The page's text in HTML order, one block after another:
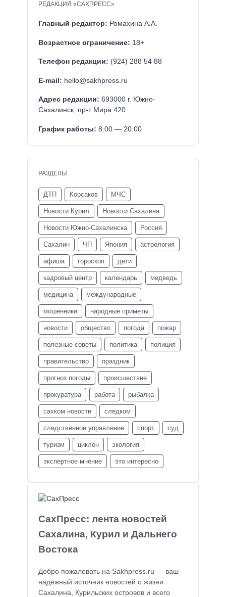
СахПресс: лента новостей
Сахалина, Курил и Дальнего
Востока
Добро пожаловать на Sakhpress.ru — ваш
надёжный источник новостей о жизни
Сахалина, Курильских островов и всего
РЕДАКЦИЯ «САХПРЕСС»
Главный редактор: Ромахина А.А.
Возрастное ограничение: 18+
Телефон редакции: (924) 288 54 88
E-mail: hello@sakhpress.ru
Адрес редакции: 693000 г. Южно-
Сахалинск, пр-т Мира 420
График работы: 8:00 — 20:00
РАЗДЕЛЫ
ДТП Корсаков МЧС
Новости Курил Новости Сахалина
Новости Южно-Сахалинска Россия
Сахалин ЧП Япония астрология
афиша гороскоп дети
кадровый центр календарь медведь
медицина международные
мошенники народные приметы
новости общество погода пожар
полезные советы политика полиция
правительство праздник
прогноз погоды происшествие
прокуратура работа рыбалка
сахком новости следком
следственное управление спорт суд
туризм циклон экология
экспертное мнение это интересно